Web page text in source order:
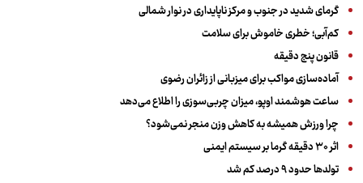
گرمای شدید در جنوب و مرکز ناپایداری در نوار شمالی
کم‌آبی؛ خطری خاموش برای سلامت
قانون پنج دقیقه
آماده‌سازی مواکب برای میزبانی از زائران رضوی
ساعت هوشمند اوپو، میزان چربی‌سوزی را اطلاع می‌دهد
چرا ورزش همیشه به کاهش وزن منجر نمی‌شود؟
اثر ۳۰ دقیقه گرما بر سیستم ایمنی
تولدها حدود ۹ درصد کم شد